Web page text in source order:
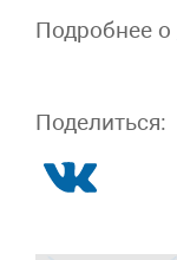
Подробнее о
Поделиться: